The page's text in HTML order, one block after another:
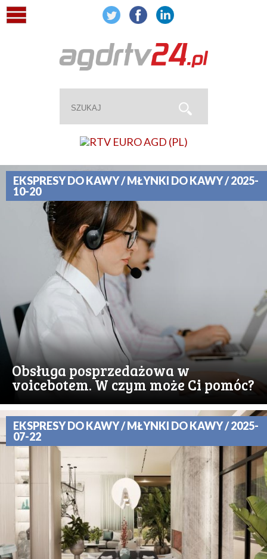
EKSPRESY DO KAWY / MŁYNKI DO KAWY / 2025-
10-20
Obsługa posprzedażowa w
voicebotem. W czym może Ci pomóc?
EKSPRESY DO KAWY / MŁYNKI DO KAWY / 2025-
07-22